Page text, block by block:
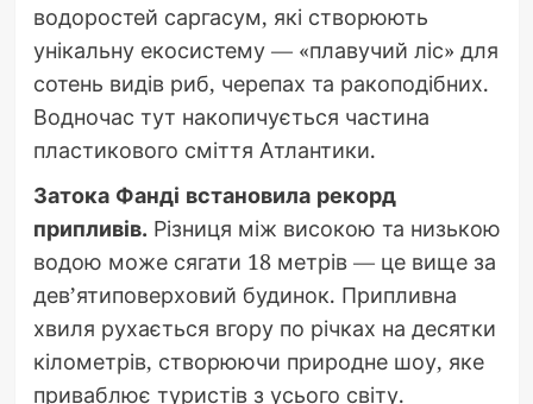
водоростей саргасум, які створюють
унікальну екосистему — «плавучий ліс» для
сотень видів риб, черепах та ракоподібних.
Водночас тут накопичується частина
пластикового сміття Атлантики.
Затока Фанді встановила рекорд
припливів. Різниця між високою та низькою
водою може сягати 18 метрів — це вище за
дев’ятиповерховий будинок. Припливна
хвиля рухається вгору по річках на десятки
кілометрів, створюючи природне шоу, яке
приваблює туристів з усього світу.